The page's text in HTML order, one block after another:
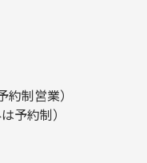
制営業）
予約制）